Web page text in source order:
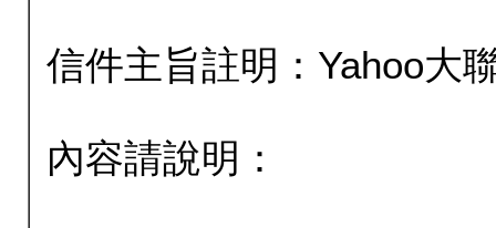
信件主旨註明：Yahoo大
內容請說明：